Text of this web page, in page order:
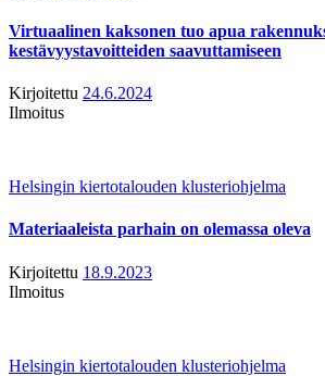
Virtuaalinen kaksonen tuo apua
kestävyystavoitteiden saavuttamiseen
Kirjoitettu 24.6.2024
Ilmoitus
Helsingin kiertotalouden klusteriohjelma
Materiaaleista parhain on olemassa oleva
Kirjoitettu 18.9.2023
Ilmoitus
Helsingin kiertotalouden klusteriohjelma